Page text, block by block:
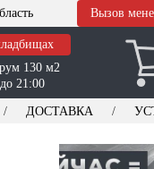
Вызов
130 м2
21:00
ДОСТАВКА